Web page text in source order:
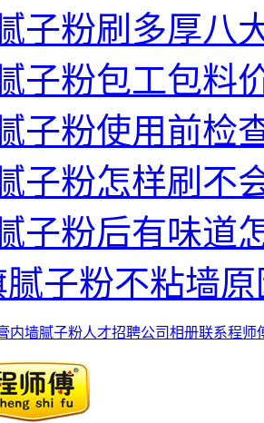
子粉刷多厚八
子粉包工包料
子粉使用前检
子粉怎样刷不
子粉后有味道
腻子粉不粘墙
内墙腻子粉人才招聘公司相册联系程师